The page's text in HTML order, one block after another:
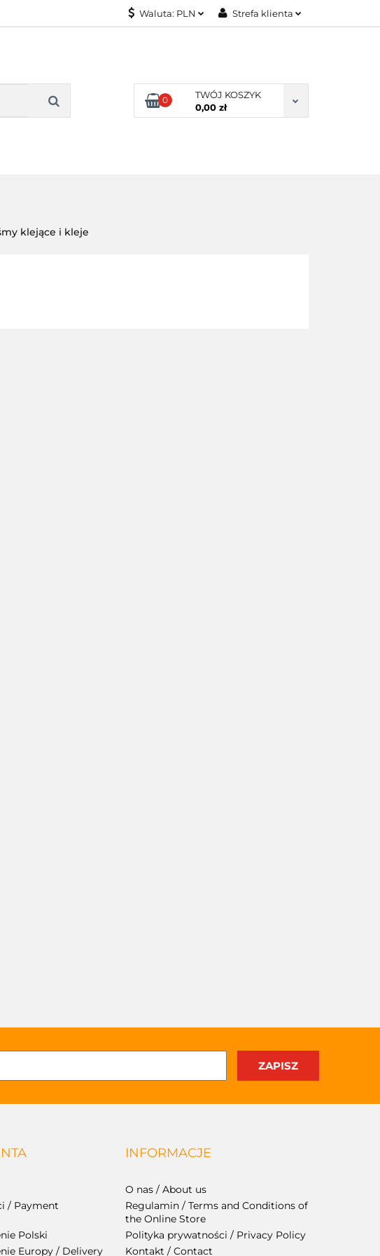
Waluta: PLN Strefa klienta
Dodaj zgłoszenie
Zgody cookies
0
TWÓJ KOSZYK
0,00 zł
KONTAKT
klejące i kleje
/ Payment
Polski
Europy / Delivery
INFORMACJE
O nas / About us
Regulamin / Terms and Conditions of
the Online Store
Polityka prywatności / Privacy Policy
Kontakt / Contact